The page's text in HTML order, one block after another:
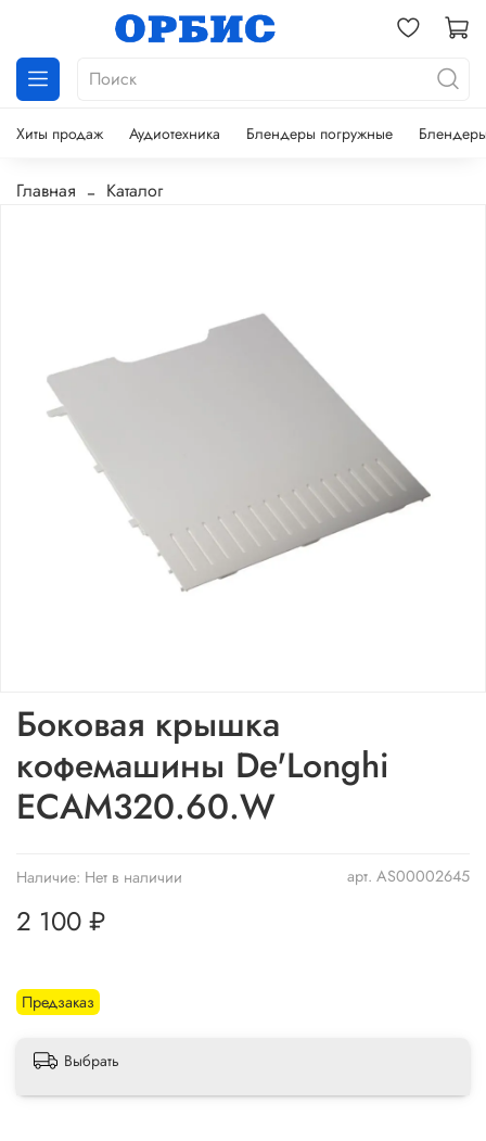
Хиты продаж Аудиотехника Блендеры погружные
Главная Каталог
арт. AS00002645
Наличие: Нет в наличии
Предзаказ
Боковая крышка
кофемашины De'Longhi
ECAM320.60.W
2 100 ₽
Выбрать